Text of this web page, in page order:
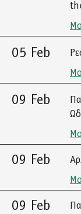
05 Feb
09 Feb
09 Feb
09 Feb